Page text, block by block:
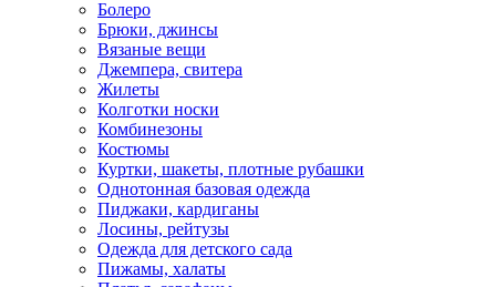
Болеро
Брюки, джинсы
Вязаные вещи
Джемпера, свитера
Жилеты
Колготки носки
Комбинезоны
Костюмы
Куртки, шакеты, плотные рубашки
Однотонная базовая одежда
Пиджаки, кардиганы
Лосины, рейтузы
Одежда для детского сада
Пижамы, халаты